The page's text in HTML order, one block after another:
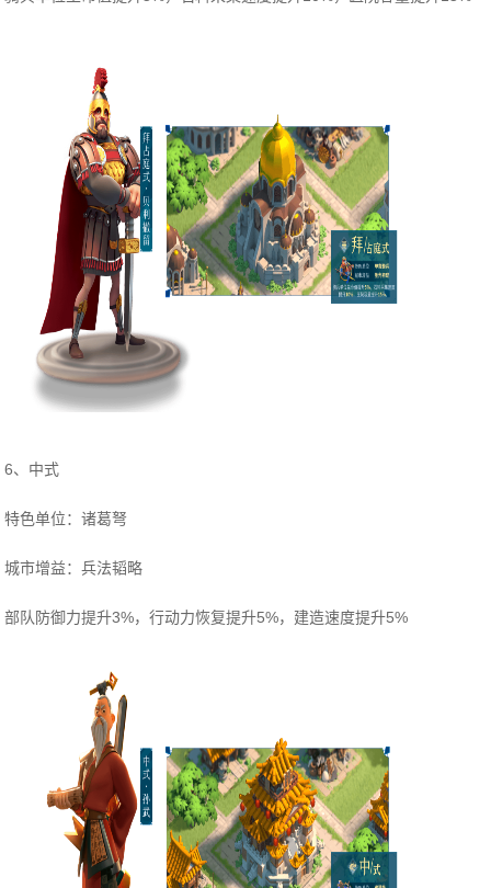
6、中式
特色单位：诸葛弩
城市增益：兵法韬略
部队防御力提升3%，行动力恢复提升5%，建造速度提升5%